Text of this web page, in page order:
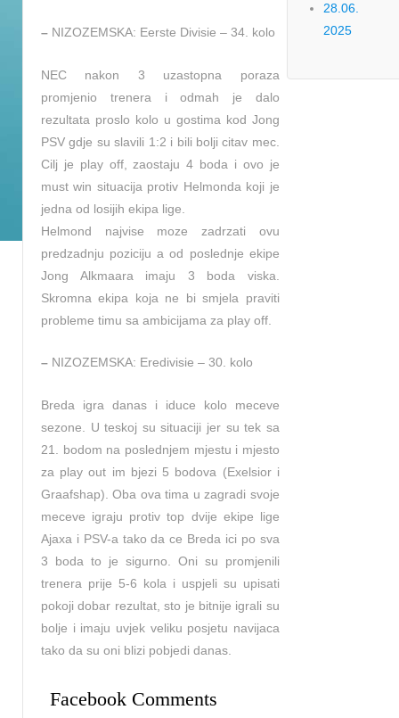
– NIZOZEMSKA: Eerste Divisie – 34. kolo
NEC nakon 3 uzastopna poraza
promjenio trenera i odmah je dalo
rezultata proslo kolo u gostima kod Jong
PSV gdje su slavili 1:2 i bili bolji citav mec.
Cilj je play off, zaostaju 4 boda i ovo je
must win situacija protiv Helmonda koji je
jedna od losijih ekipa lige.
Helmond najvise moze zadrzati ovu
predzadnju poziciju a od poslednje ekipe
Jong Alkmaara imaju 3 boda viska.
Skromna ekipa koja ne bi smjela praviti
probleme timu sa ambicijama za play off.
– NIZOZEMSKA: Eredivisie – 30. kolo
Breda igra danas i iduce kolo meceve
sezone. U teskoj su situaciji jer su tek sa
21. bodom na poslednjem mjestu i mjesto
za play out im bjezi 5 bodova (Exelsior i
Graafshap). Oba ova tima u zagradi svoje
meceve igraju protiv top dvije ekipe lige
Ajaxa i PSV-a tako da ce Breda ici po sva
3 boda to je sigurno. Oni su promjenili
trenera prije 5-6 kola i uspjeli su upisati
pokoji dobar rezultat, sto je bitnije igrali su
bolje i imaju uvjek veliku posjetu navijaca
tako da su oni blizi pobjedi danas.
Facebook Comments
28.06.
2025